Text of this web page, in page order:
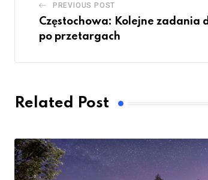
PREVIOUS POST
Częstochowa: Kolejne zadania
po przetargach
Related Post